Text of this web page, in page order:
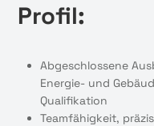
Profil:
Abgeschlossene
Energie- und
Qualifikation
Teamfähigkeit,